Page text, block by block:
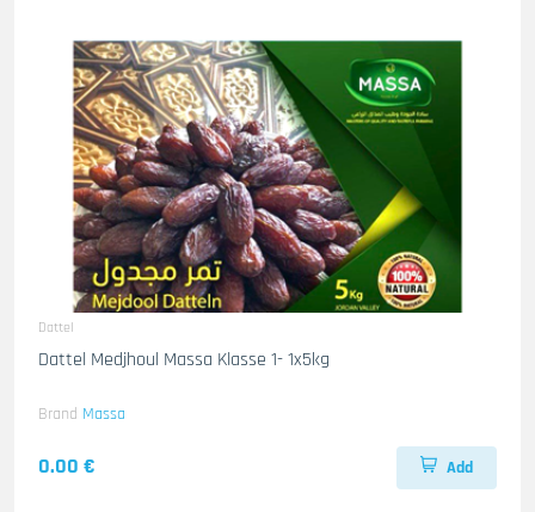
Dattel
Dattel Medjhoul Massa Klasse 1- 1x5kg
Brand Massa
0.00 € Add